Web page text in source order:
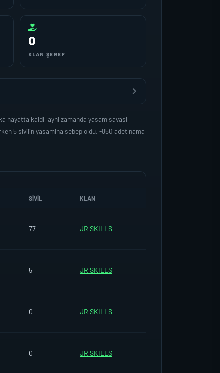
0
KLAN ŞEREF
hayatta kaldi, ayni zamanda yasam savasi
5 sivilin yasamina sebep oldu. -850 adet nama
SIVIL KLAN
77 JR SKILLS
5 JR SKILLS
0 JR SKILLS
0 JR SKILLS